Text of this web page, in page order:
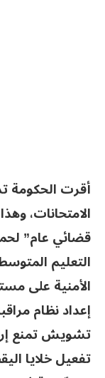
أقرت الحكومة
الامتحانات،
قضائي عام”
التعليم
الأمنية على
إعداد نظام
تشويش تمنع
تفعيل خلايا